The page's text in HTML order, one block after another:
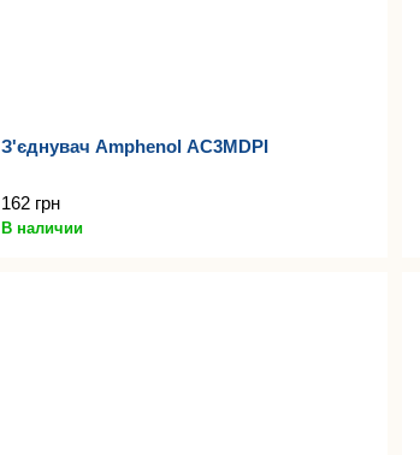
З'єднувач Amphenol AC3MDPI
162 грн
В наличии